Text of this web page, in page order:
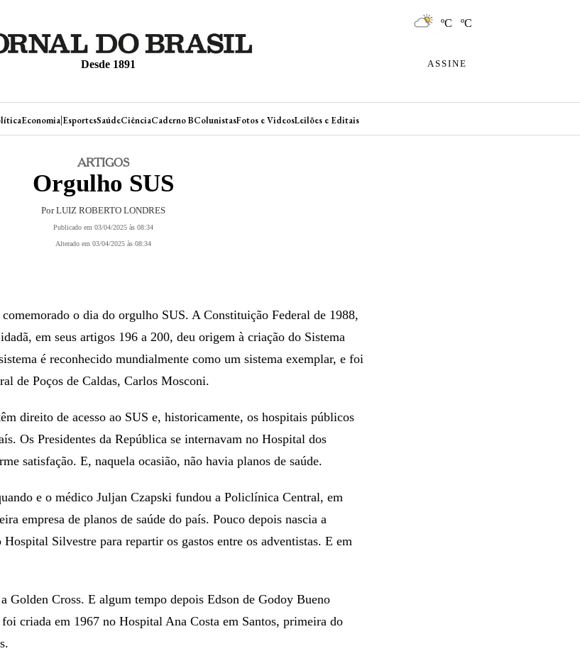
ºC ºC
Desde 1891 ASSINE
Economia|EsportesSaúdeCiênciaCaderno BColunistasFotos e VideosLeilões e Editais
ARTIGOS
Orgulho SUS
Por LUIZ ROBERTO LONDRES
Publicado em 03/04/2025 às 08:34
Alterado em 03/04/2025 às 08:34
o dia do orgulho SUS. A Constituição Federal de 1988,
em seus artigos 196 a 200, deu origem à criação do Sistema
é reconhecido mundialmente como um sistema exemplar, e foi
de Poços de Caldas, Carlos Mosconi.
direito de acesso ao SUS e, historicamente, os hospitais públicos
Os Presidentes da República se internavam no Hospital dos
satisfação. E, naquela ocasião, não havia planos de saúde.
e o médico Juljan Czapski fundou a Policlínica Central, em
empresa de planos de saúde do país. Pouco depois nascia a
Silvestre para repartir os gastos entre os adventistas. E em
Golden Cross. E algum tempo depois Edson de Godoy Bueno
criada em 1967 no Hospital Ana Costa em Santos, primeira do